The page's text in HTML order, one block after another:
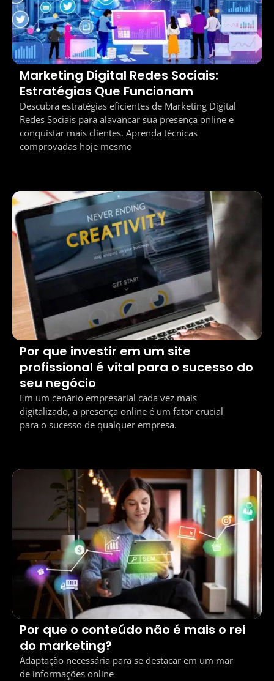
Marketing Digital Redes Sociais:
Estratégias Que Funcionam
Descubra estratégias eficientes de Marketing Digital
Redes Sociais para alavancar sua presença online e
conquistar mais clientes. Aprenda técnicas
comprovadas hoje mesmo
Por que investir em um site
profissional é vital para o sucesso do
seu negócio
Em um cenário empresarial cada vez mais
digitalizado, a presença online é um fator crucial
para o sucesso de qualquer empresa.
Por que o conteúdo não é mais o rei
do marketing?
Adaptação necessária para se destacar em um mar
de informações online